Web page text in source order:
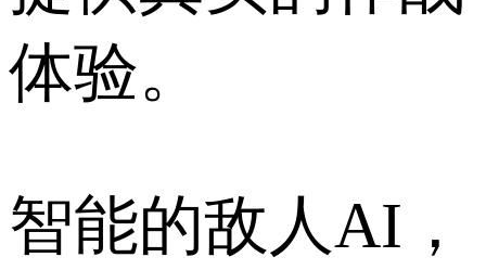
体验。
智能的敌人AI，